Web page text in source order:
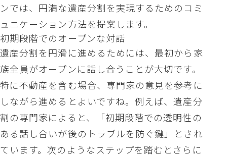
ンでは、円満な遺産分割を実現するためのコミ
ュニケーション方法を提案します。
初期段階でのオープンな対話
遺産分割を円滑に進めるためには、最初から家
族全員がオープンに話し合うことが大切です。
特に不動産を含む場合、専門家の意見を参考に
しながら進めるとよいですね。例えば、遺産分
割の専門家によると、「初期段階での透明性の
ある話し合いが後のトラブルを防ぐ鍵」とされ
ています。次のようなステップを踏むとさらに